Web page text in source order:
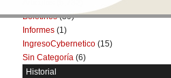
Boletines(39)
Informes (1)
IngresoCybernetico (15)
Sin Categoría (6)
Historial